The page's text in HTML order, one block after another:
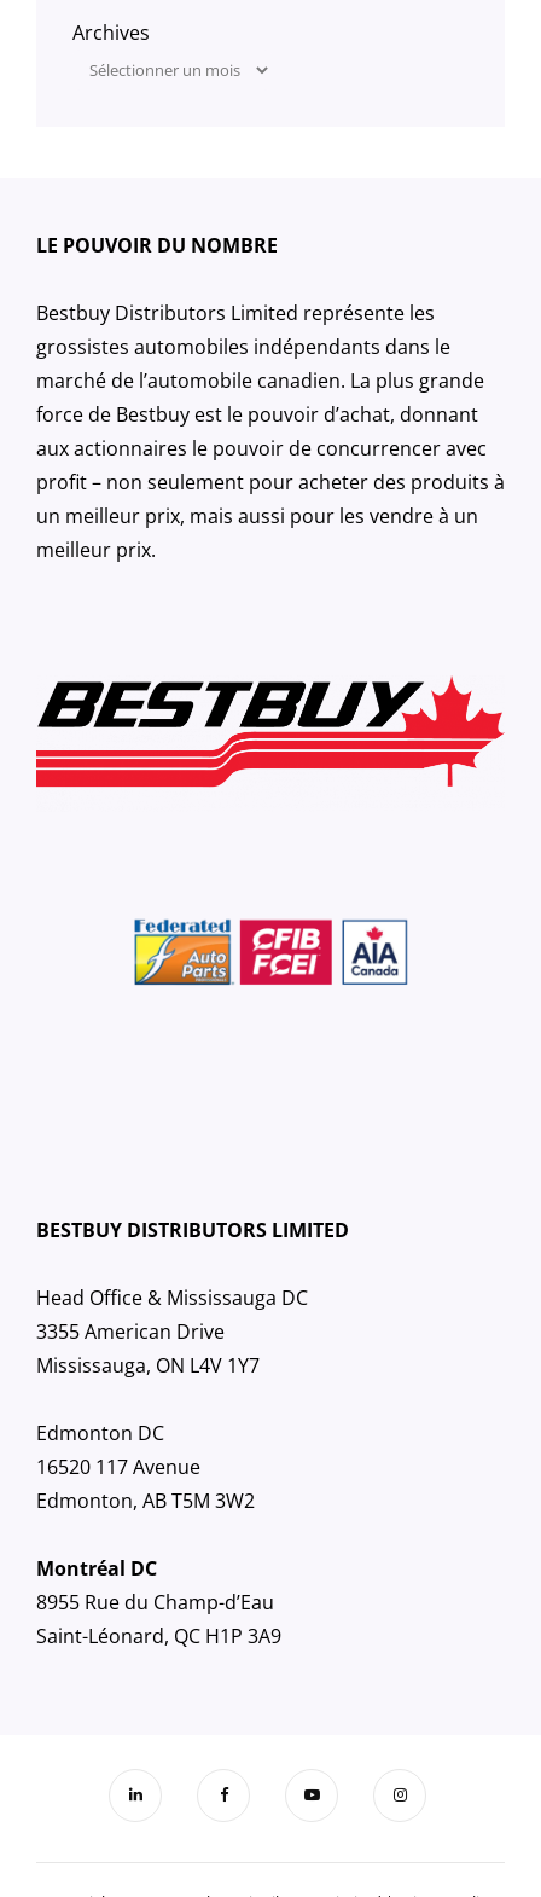
Archives
LE POUVOIR DU NOMBRE
Bestbuy Distributors Limited représente les
grossistes automobiles indépendants dans le
marché de l’automobile canadien. La plus grande
force de Bestbuy est le pouvoir d’achat, donnant
aux actionnaires le pouvoir de concurrencer avec
profit – non seulement pour acheter des produits à
un meilleur prix, mais aussi pour les vendre à un
meilleur prix.
BESTBUY DISTRIBUTORS LIMITED
Head Office & Mississauga DC
3355 American Drive
Mississauga, ON L4V 1Y7
Edmonton DC
16520 117 Avenue
Edmonton, AB T5M 3W2
Montréal DC
8955 Rue du Champ-d’Eau
Saint-Léonard, QC H1P 3A9